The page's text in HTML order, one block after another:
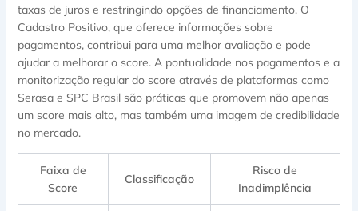
taxas de juros e restringindo opções de financiamento. O
Cadastro Positivo, que oferece informações sobre
pagamentos, contribui para uma melhor avaliação e pode
ajudar a melhorar o score. A pontualidade nos pagamentos e a
monitorização regular do score através de plataformas como
Serasa e SPC Brasil são práticas que promovem não apenas
um score mais alto, mas também uma imagem de credibilidade
no mercado.
Faixa de
Score
Classificação
Risco de
Inadimplência